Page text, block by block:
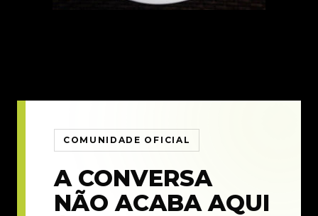
COMUNIDADE OFICIAL
A CONVERSA
NÃO ACABA AQUI